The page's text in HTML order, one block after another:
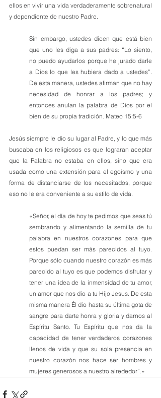
ellos en vivir una vida verdaderamente sobrenatural
y dependiente de nuestro Padre.
Sin embargo, ustedes dicen que está bien
que uno les diga a sus padres: “Lo siento,
no puedo ayudarlos porque he jurado darle
a Dios lo que les hubiera dado a ustedes”.
De esta manera, ustedes afirman que no hay
necesidad de honrar a los padres; y
entonces anulan la palabra de Dios por el
bien de su propia tradición. Mateo 15:5-6
Jesús siempre le dio su lugar al Padre, y lo que más
buscaba en los religiosos es que lograran aceptar
que la Palabra no estaba en ellos, sino que era
usada como una extensión para el egoísmo y una
forma de distanciarse de los necesitados, porque
eso no le era conveniente a su estilo de vida.
«Señor, el día de hoy te pedimos que seas tú
sembrando y alimentando la semilla de tu
palabra en nuestros corazones para que
estos puedan ser más parecidos al tuyo.
Porque sólo cuando nuestro corazón es más
parecido al tuyo es que podemos disfrutar y
tener una idea de la inmensidad de tu amor,
un amor que nos dio a tu Hijo Jesus. De esta
misma manera Él dio hasta su última gota de
sangre para darte honra y gloria y darnos al
Espíritu Santo. Tu Espíritu que nos da la
capacidad de tener verdaderos corazones
llenos de vida y que su sola presencia en
nuestro corazón nos hace ser hombres y
mujeres generosos a nuestro alrededor”.»